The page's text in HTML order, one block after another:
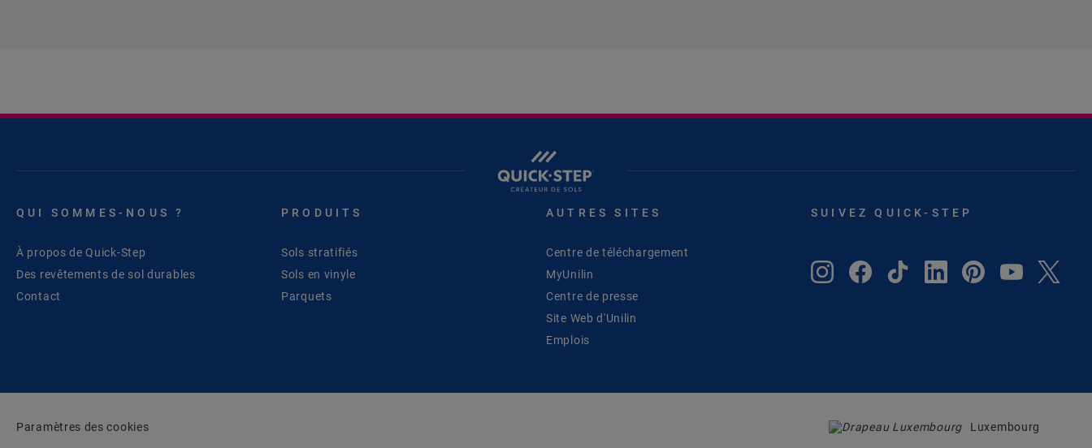
QUI SOMMES-NOUS ?
À propos de Quick-Step
Des revêtements de sol durables
Contact
PRODUITS
Sols stratifiés
Sols en vinyle
Parquets
AUTRES SITES
Centre de téléchargement
MyUnilin
Centre de presse
Site Web d'Unilin
Emplois
SUIVEZ QUICK-STEP
Paramètres des cookies Luxembourg